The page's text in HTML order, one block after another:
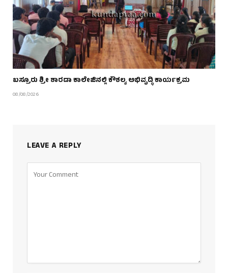
ಬಸ್ರೂರು ಶ್ರೀ ಶಾರದಾ ಕಾಲೇಜಿನಲ್ಲಿ ಕೌಶಲ್ಯ ಅಭಿವೃದ್ಧಿ ಕಾರ್ಯಕ್ರಮ
08/08/2026
LEAVE A REPLY